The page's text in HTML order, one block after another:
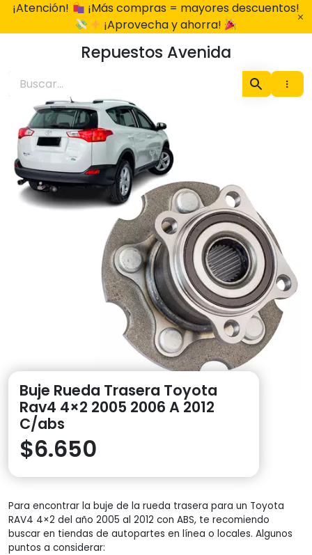
¡Atención!
¡Más compras = mayores descuentos!
¡Aprovecha y ahorra!
Repuestos Avenida
Buje Rueda Trasera Toyota
Rav4 4×2 2005 2006 A 2012
C/abs
$6.650
Para encontrar la buje de la rueda trasera para un Toyota
RAV4 4×2 del año 2005 al 2012 con ABS, te recomiendo
buscar en tiendas de autopartes en línea o locales. Algunos
puntos a considerar: